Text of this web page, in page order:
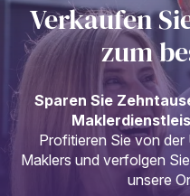
Verkaufen
zum
Sparen Sie
Profitieren Sie von
Maklers und verfolgen
unsere